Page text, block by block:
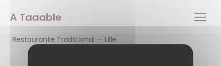
A Taaable
Restaurante Tradicional — Lille